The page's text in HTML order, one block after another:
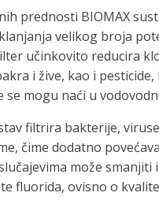
prednosti BIOMAX
velikog broja
učinkovito reducira
i žive, kao i
se mogu naći u
filtrira bakterije,
čime dodatno
može
fluorida, ovisno o